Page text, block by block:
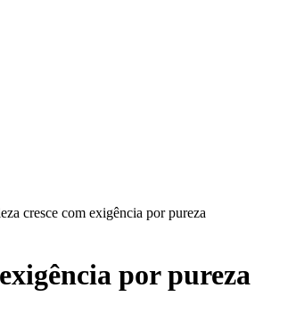
cresce com exigência por pureza
por pureza